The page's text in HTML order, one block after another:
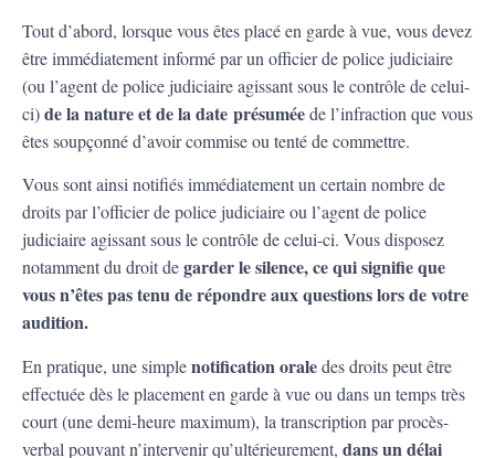
Tout d’abord, lorsque vous êtes placé en garde à vue, vous devez
être immédiatement informé par un officier de police judiciaire
(ou l’agent de police judiciaire agissant sous le contrôle de celui-
ci)de la nature et de la date présuméede l’infraction que vous
êtes soupçonné d’avoir commise ou tenté de commettre.
Vous sont ainsi notifiés immédiatement un certain nombre de
droits par l’officier de police judiciaire ou l’agent de police
judiciaire agissant sous le contrôle de celui-ci. Vous disposez
notamment du droit degarder le silence, ce qui signifie que
vous n’êtes pas tenu de répondre aux questions lors de votre
audition.
En pratique, une simplenotification oraledes droits peut être
effectuée dès le placement en garde à vue ou dans un temps très
court (une demi-heure maximum), la transcription par procès-
verbal pouvant n’intervenir qu’ultérieurement, dans un délai